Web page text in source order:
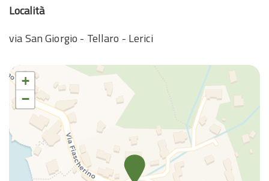
Località
via San Giorgio - Tellaro - Lerici
+
−